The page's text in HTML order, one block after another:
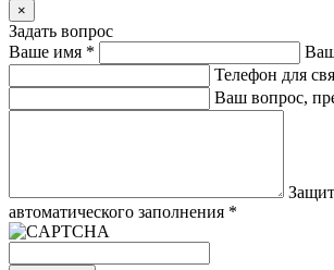
×
Задать вопрос
Ваше имя *
Телефон для
Ваш вопрос,
автоматического заполнения *